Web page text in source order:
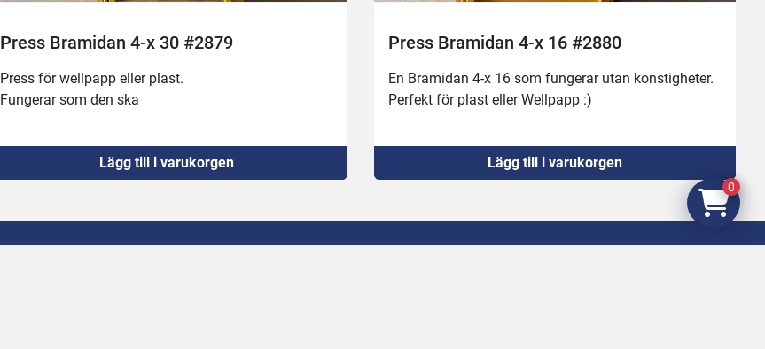
Press Bramidan 4-x 30 #2879
Press för wellpapp eller plast.
Fungerar som den ska
Lägg till i varukorgen
Press Bramidan 4-x 16 #2880
En Bramidan 4-x 16 som fungerar utan konstigheter.
Perfekt för plast eller Wellpapp :)
Lägg till i varukorgen
0